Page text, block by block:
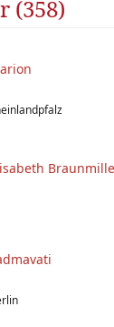
(358)